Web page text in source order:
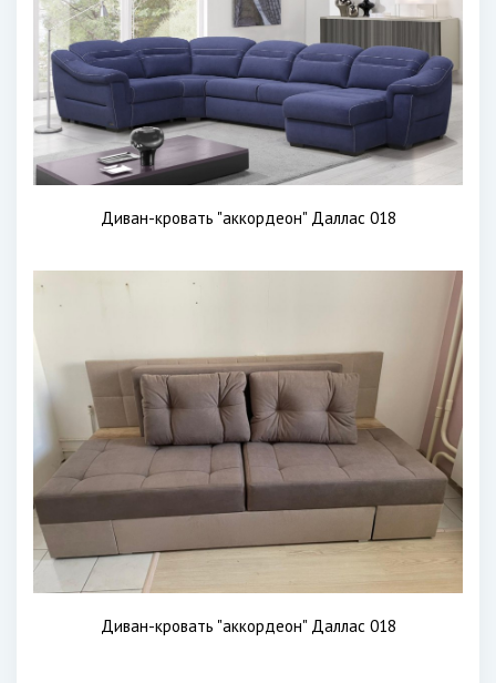
Диван-кровать "аккордеон" Даллас 018
Диван-кровать "аккордеон" Даллас 018